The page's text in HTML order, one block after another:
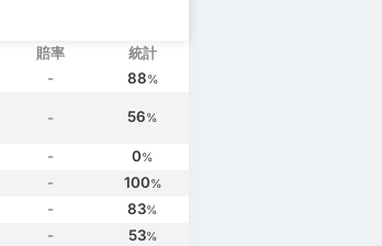
賠率 統計
- 88%
- 56%
- 0%
- 100%
- 83%
- 53%